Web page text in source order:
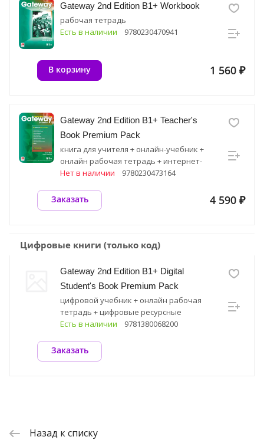
Gateway 2nd Edition B1+ Workbook
рабочая тетрадь
Есть в наличии
9780230470941
1 560 ₽
В корзину
Gateway 2nd Edition B1+ Teacher's
Book Premium Pack
книга для учителя + онлайн-учебник +
онлайн рабочая тетрадь + интернет-
ресурс
Нет в наличии 9780230473164
4 590 ₽
Заказать
Цифровые книги (только код)
Gateway 2nd Edition B1+ Digital
Student's Book Premium Pack
цифровой учебник + онлайн рабочая
тетрадь + цифровые ресурсные
материалы
Есть в наличии 9781380068200
Заказать
Назад к списку